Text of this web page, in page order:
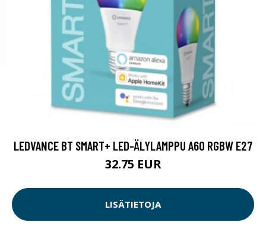
LEDVANCE BT SMART+ LED-ÄLYLAMPPU A60 RGBW E27
32.75 EUR
LISÄTIETOJA